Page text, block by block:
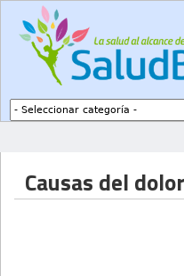
Causas del